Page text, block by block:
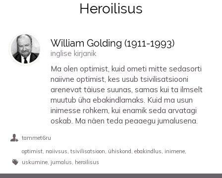
Tsitaadid teemalheroilisus
Heroilisus
William Golding (1911-1993)
inglise kirjanik
Ma olen optimist, kuid ometi mitte sedasorti
naiivne optimist, kes usub tsivilisatsiooni
arenevat täiuse suunas, samas kui ta ilmselt
muutub üha ebakindlamaks. Kuid ma usun
inimesse rohkem, kui enamik seda arvatagi
oskab. Ma näen teda peaaegu jumalusena.
tammet6ru
optimist naiivsus tsivilisatsioon ühiskond ebakindlus inimene
uskumine jumalus heroilisus